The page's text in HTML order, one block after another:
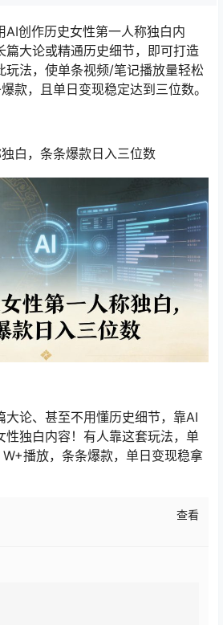
创作历史女性第一人称独白内
篇大论或精通历史细节，即可打造
玩法，使单条视频/笔记播放量轻松
款，且单日变现稳定达到三位数。
白，条条爆款日入三位数
大论、甚至不用懂历史细节，靠AI
性独白内容！有人靠这套玩法，单
播放，条条爆款，单日变现稳拿
查看